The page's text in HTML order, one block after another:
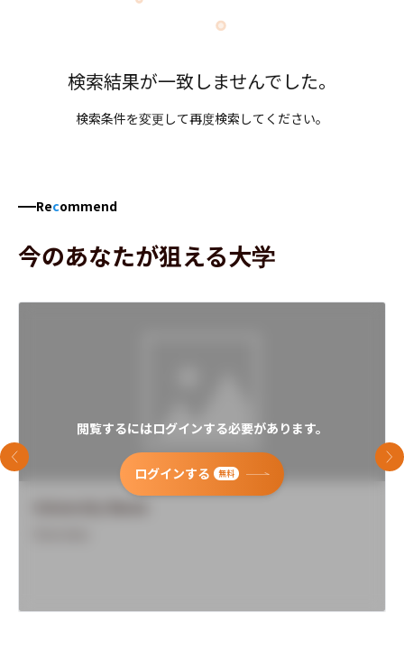
検索結果が一致しませんでした。
検索条件を変更して再度検索してください。
Recommend
今のあなたが狙える大学
閲覧するにはログインする必要があります。
ログインする 無料
前のスライド 次